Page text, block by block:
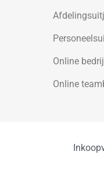
Online
Online